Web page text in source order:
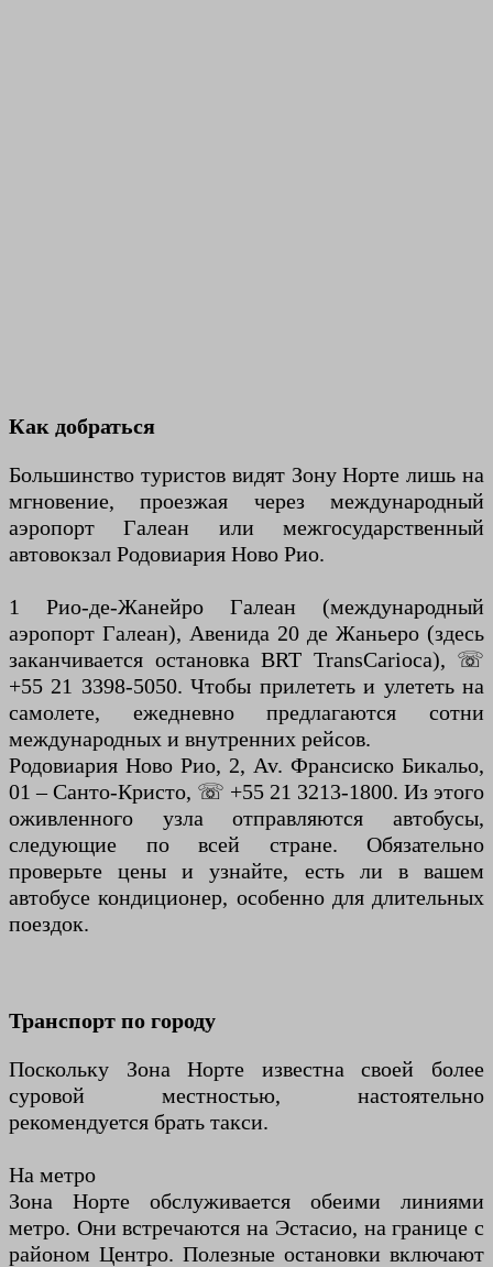
Как добраться
Большинство туристов видят Зону Норте лишь на
мгновение, проезжая через международный
аэропорт Галеан или межгосударственный
автовокзал Родовиария Ново Рио.
1 Рио-де-Жанейро Галеан (международный
аэропорт Галеан), Авенида 20 де Жаньеро (здесь
заканчивается остановка BRT TransCarioca), ☏
+55 21 3398-5050. Чтобы прилететь и улететь на
самолете, ежедневно предлагаются сотни
международных и внутренних рейсов.
Родовиария Ново Рио, 2, Av. Франсиско Бикальо,
01 – Санто-Кристо, ☏ +55 21 3213-1800. Из этого
оживленного узла отправляются автобусы,
следующие по всей стране. Обязательно
проверьте цены и узнайте, есть ли в вашем
автобусе кондиционер, особенно для длительных
поездок.
Транспорт по городу
Поскольку Зона Норте известна своей более
суровой местностью, настоятельно
рекомендуется брать такси.
На метро
Зона Норте обслуживается обеими линиями
метро. Они встречаются на Эстасио, на границе с
районом Центро. Полезные остановки включают